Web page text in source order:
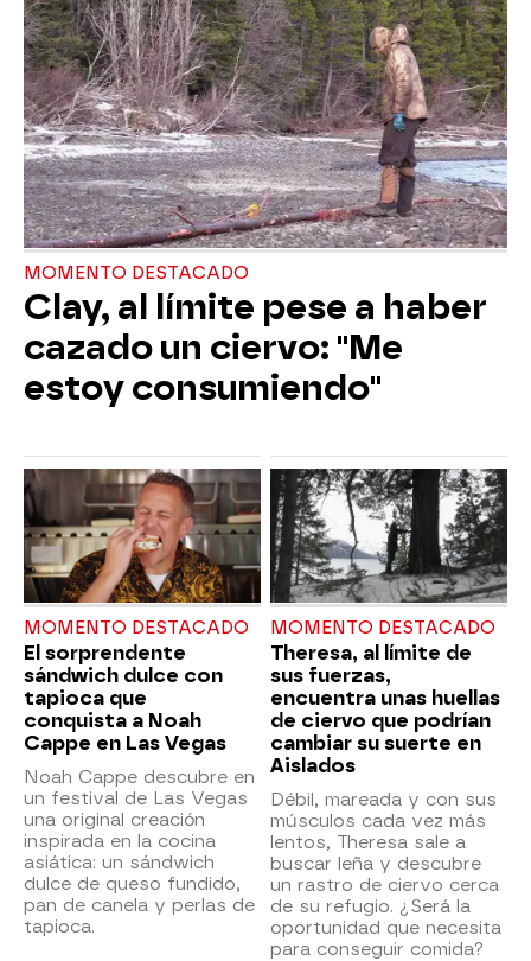
MOMENTO DESTACADO
Clay, al límite pese a haber
cazado un ciervo: "Me
estoy consumiendo"
MOMENTO DESTACADO
El sorprendente
sándwich dulce con
tapioca que
conquista a Noah
Cappe en Las Vegas
Noah Cappe descubre en
un festival de Las Vegas
una original creación
inspirada en la cocina
asiática: un sándwich
dulce de queso fundido,
pan de canela y perlas de
tapioca.
MOMENTO DESTACADO
Theresa, al límite de
sus fuerzas,
encuentra unas huellas
de ciervo que podrían
cambiar su suerte en
Aislados
Débil, mareada y con sus
músculos cada vez más
lentos, Theresa sale a
buscar leña y descubre
un rastro de ciervo cerca
de su refugio. ¿Será la
oportunidad que necesita
para conseguir comida?